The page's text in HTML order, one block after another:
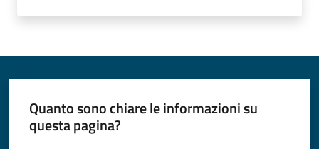
Quanto sono chiare le informazioni su
questa pagina?